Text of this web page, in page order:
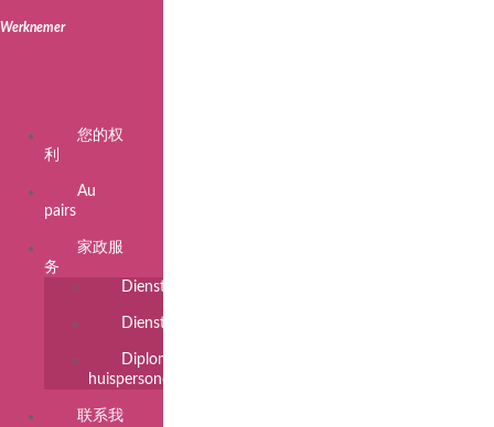
您的权
利
Au
pairs
家政服
务
Dienstbodes
Dienstencheques
Diplomatiek
huispersoneel
联系我